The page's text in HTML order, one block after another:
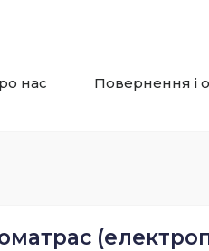
нас Повернення і